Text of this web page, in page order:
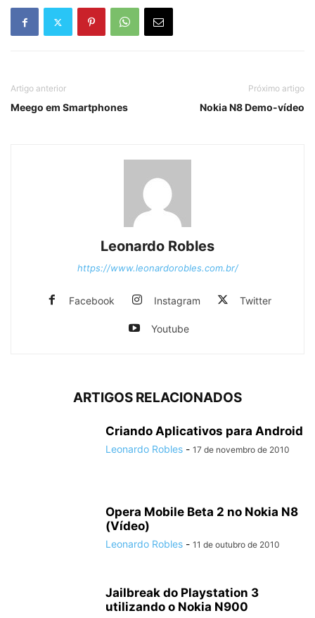
Artigo anterior
Meego em Smartphones
Próximo artigo
Nokia N8 Demo-vídeo
Leonardo Robles
https://www.leonardorobles.com.br/
Facebook Instagram Twitter
Youtube
ARTIGOS RELACIONADOS
Criando Aplicativos para Android
Leonardo Robles - 17 de novembro de 2010
Opera Mobile Beta 2 no Nokia N8
(Vídeo)
Leonardo Robles - 11 de outubro de 2010
Jailbreak do Playstation 3
utilizando o Nokia N900